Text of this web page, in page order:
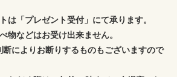
は「プレゼント受付」にて承ります。
物などはお受け出来ません。
によりお断りするものもございますので